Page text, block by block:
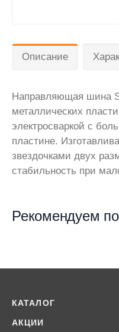
Описание
Направляющая шина
металлических
электросваркой с
пластине.
звездочками двух
стабильность при
Рекомендуем
КАТАЛОГ
АКЦИИ